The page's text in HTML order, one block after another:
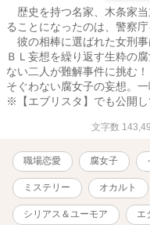
歴史を持つ名家、木条家
ることになったのは、警察
彼の相棒に選ばれた女刑
ＢＬ妄想を繰り返す生粋の
ない二人が難解事件に挑む
そぐわない腐女子の妄想。
※【エブリスタ】でも公開し
文字数
職場恋愛 腐女子
ミステリー オカルト
シリアス＆ユーモア エ